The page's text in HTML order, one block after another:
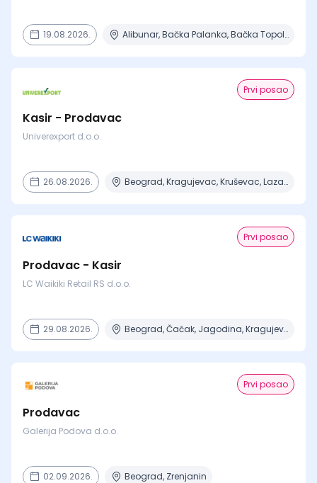
19.08.2026. Alibunar, Bačka Palanka, Bačka Topola, Bečej, Beograd + 8 mesta
Prvi posao
Kasir - Prodavac
Univerexport d.o.o.
26.08.2026. Beograd, Kragujevac, Kruševac, Lazarevac, Mladenovac + 6 mesta
Prvi posao
Prodavac - Kasir
LC Waikiki Retail RS d.o.o.
29.08.2026. Beograd, Čačak, Jagodina, Kragujevac, Kruševac + 15 mesta
Prvi posao
Prodavac
Galerija Podova d.o.o.
02.09.2026. Beograd, Zrenjanin